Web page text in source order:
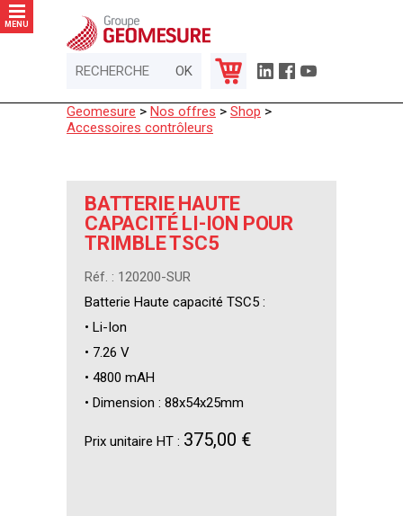
MENU
Geomesure > Nos offres > Shop >
Accessoires contrôleurs
BATTERIE HAUTE
CAPACITÉ LI-ION POUR
TRIMBLE TSC5
Réf. : 120200-SUR
Batterie Haute capacité TSC5 :
• Li-Ion
• 7.26 V
• 4800 mAH
• Dimension : 88x54x25mm
Prix unitaire HT : 375,00 €
Panneau de gestion des cookies